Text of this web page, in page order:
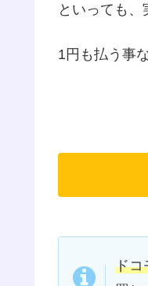
といっても、
1円も払う事
ドコ